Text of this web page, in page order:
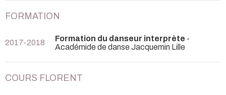
FORMATION
2017-2018 Formation du danseur interprète -
Académide de danse Jacquemin Lille
COURS FLORENT